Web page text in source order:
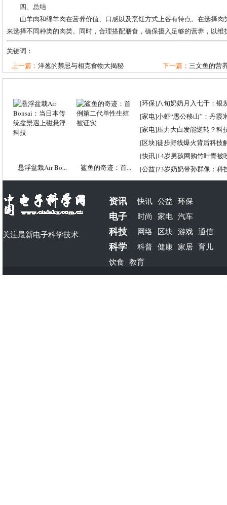
四、总结
山羊肉和绵羊肉在营养价值、口感以及烹饪方式上各有特点。在选择
来选择不同种类的肉类。同时，合理搭配膳食，确保摄入足够的营养，以维
关键词：
上一篇： 洋葱的禁忌与相克食物大揭秘 下一篇： 三文鱼的营
悬浮盆栽Air Bo... 鲨鱼的奇迹：首...
[环保]八旬奶奶月入七千：银
[家电]小虾“愚公移山”：丹霞
[家电]压力大白发能逆转？科
[区块]徒步野线爆火背后科技
[快讯]14岁男孩网购竹叶青被
[公益]73岁奶奶带孙群像：科
关注最新电子科学技术
资讯 快讯 公益 环保
电子 时尚 家电 汽车
科技 网络 区块 游戏 通信
科学 科普 健康 家居 育儿
饮食 教育